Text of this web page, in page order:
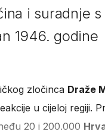
i suradnje
1946. godine
zločinca Draže
u cijeloj regiji.
20 i 200.000